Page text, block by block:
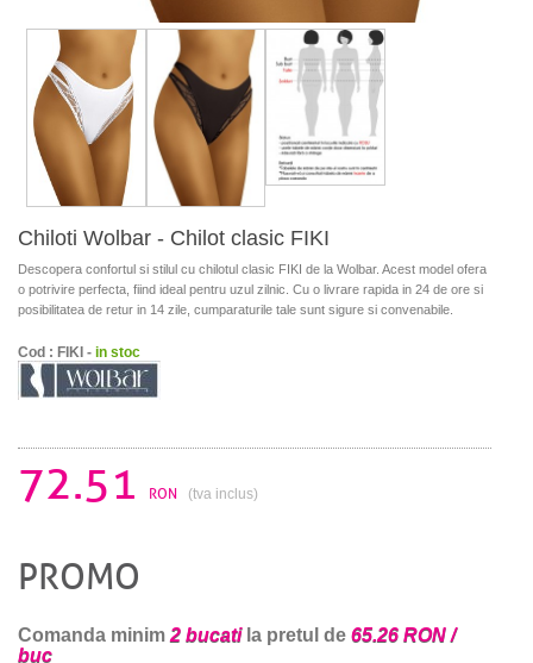
Chiloti Wolbar - Chilot clasic FIKI
Descopera confortul si stilul cu chilotul clasic FIKI de la Wolbar. Acest model ofera
o potrivire perfecta, fiind ideal pentru uzul zilnic. Cu o livrare rapida in 24 de ore si
posibilitatea de retur in 14 zile, cumparaturile tale sunt sigure si convenabile.
Cod : FIKI - in stoc
72.51 RON (tva inclus)
PROMO
Comanda minim 2 bucatila pretul de 65.26 RON /
buc